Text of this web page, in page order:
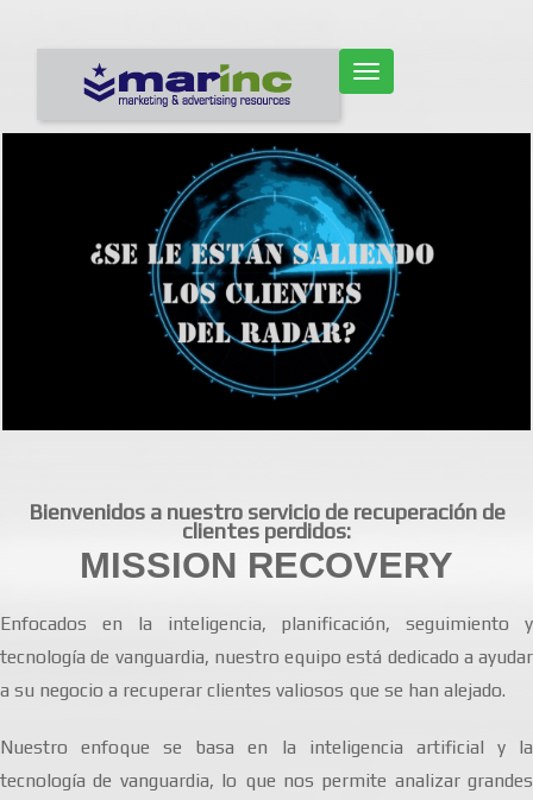
CAMBIAR NAVEGACIÓN
Bienvenidos a nuestro servicio de recuperación de
clientes perdidos:
MISSION RECOVERY
Enfocados en la inteligencia, planificación, seguimiento y
tecnología de vanguardia, nuestro equipo está dedicado a ayudar
a su negocio a recuperar clientes valiosos que se han alejado.
Nuestro enfoque se basa en la inteligencia artificial y la
tecnología de vanguardia, lo que nos permite analizar grandes